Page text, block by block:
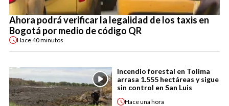
Ahora podrá verificar la legalidad de los taxis en
Bogotá por medio de código QR
Hace40 minutos
Incendio forestal en Tolima
arrasa 1.555 hectáreas y sigue
sin control en San Luis
Haceuna hora